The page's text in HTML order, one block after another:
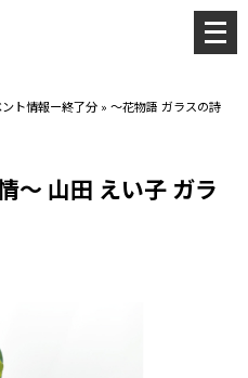
ト情報ー終了分 »～花物語 ガラスの詩
～ 山田 えい子 ガラ
メ
ニ
ー
開